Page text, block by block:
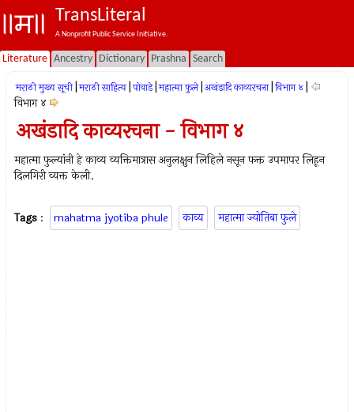
TransLiteral
A Nonprofit Public Service Initiative.
Literature Ancestry Dictionary Prashna Search
मराठी मुख्य सूची मराठी साहित्य पोवाडे महात्मा फुले अखंडादि काव्यरचना विभाग ४
विभाग ४
अखंडादि काव्यरचना - विभाग ४
महात्मा फुल्यांनी हे काव्य व्यक्तिमात्रास अनुलक्षुन लिहिले नसून फक्त उपमापर लिहून
दिलगिरी व्यक्त केली.
Tags : mahatma jyotiba phule काव्य महात्मा ज्योतिबा फुले